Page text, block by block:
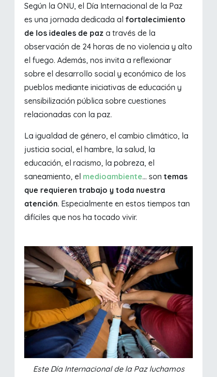
Según la ONU, el Día Internacional de la Paz
es una jornada dedicada alfortalecimiento
de los ideales de paz a través de la
observación de 24 horas de no violencia y alto
el fuego. Además, nos invita a reflexionar
sobre el desarrollo social y económico de los
pueblos mediante iniciativas de educación y
sensibilización pública sobre cuestiones
relacionadas con la paz.
La igualdad de género, el cambio climático, la
justicia social, el hambre, la salud, la
educación, el racismo, la pobreza, el
saneamiento, el medioambiente... sontemas
que requieren trabajo y toda nuestra
atención. Especialmente en estos tiempos tan
difíciles que nos ha tocado vivir.
Este Día Internacional de la Paz luchamos